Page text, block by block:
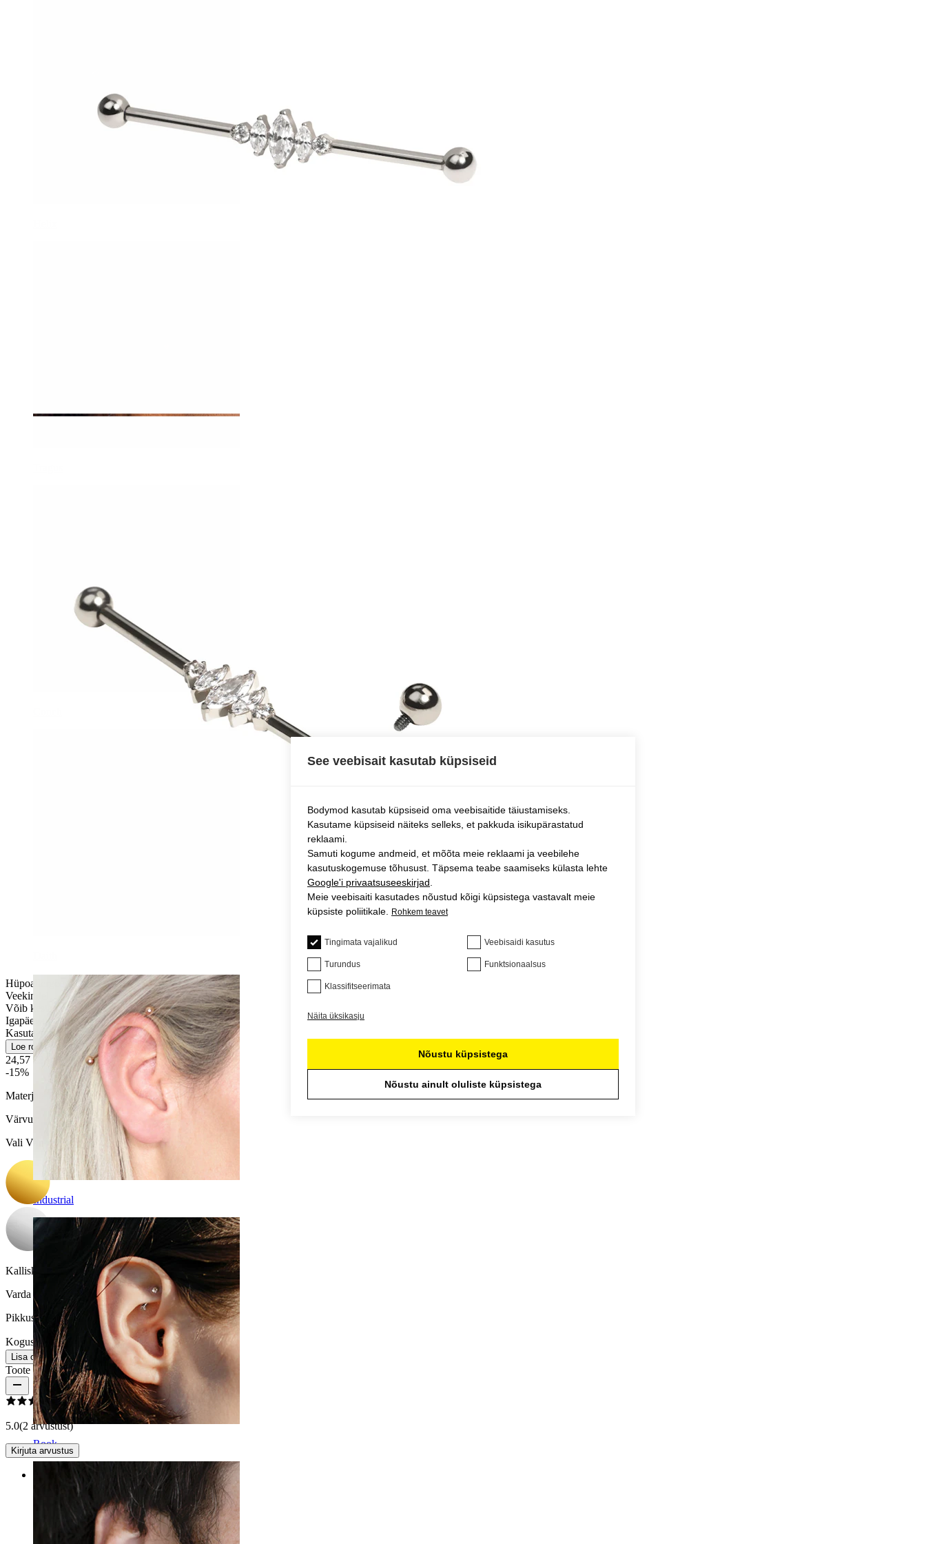
Industrial
Rook
Hüpoallergeenne
Veekindel
Võib kesta kogu elu
Igapäeva kasutus
Kasutajasõbralik
Loe rohkem
24,57 €
28,90 €
-15%
Materjal:
Titaan
Värvus
Vali Värvus
Kalliskivi värvus:Läbipaistev
Varda paksus:
1,6 mm
Pikkus: 38 mm
Kogus: 1
Muuda
Lisa ostukorvi
Toote arvustused
5.0(2 arvustust)
Kirjuta arvustus
Ma armastan
See veebisait kasutab küpsiseid
Bodymod kasutab küpsiseid oma veebisaitide täiustamiseks.
Kasutame küpsiseid näiteks selleks, et pakkuda isikupärastatud
reklaami.
Samuti kogume andmeid, et mõõta meie reklaami ja veebilehe
kasutuskogemuse tõhusust. Täpsema teabe saamiseks külasta lehte
Google'i privaatsuseeskirjad
Meie veebisaiti kasutades nõustud kõigi küpsistega vastavalt meie
küpsiste poliitikale.
Rohkem teavet
Tingimata vajalikud Veebisaidi kasutus
Turundus Funktsionaalsus
Klassifitseerimata
Näita üksikasju
Nõustu küpsistega
Nõustu ainult oluliste küpsistega